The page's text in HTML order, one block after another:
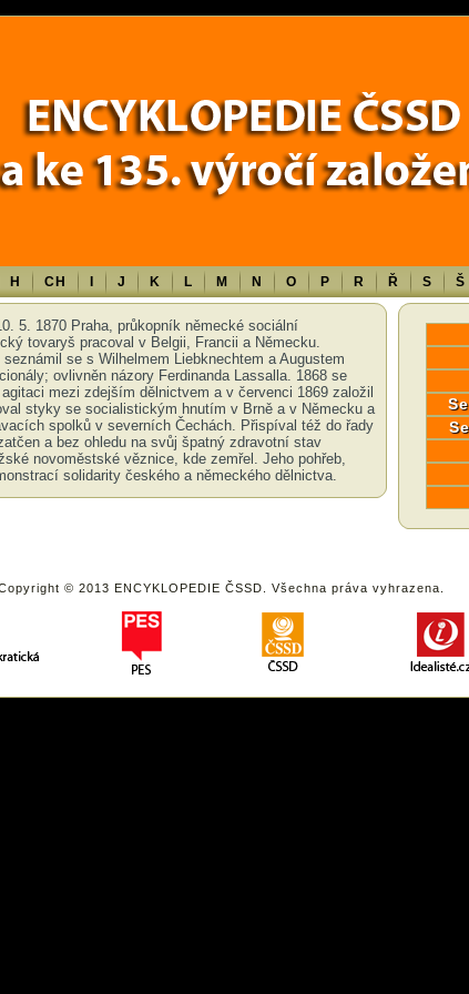
a future version of PHP) in /data/www/17010/historiecssd_cz/
H CH J K L M N O P R Ř S Š
5. 1870 Praha, průkopník německé sociální
tovaryš pracoval v Belgii, Francii a Německu.
se s Wilhelmem Liebknechtem a Augustem
ovlivněn názory Ferdinanda Lassalla. 1868 se
mezi zdejším dělnictvem a v červenci 1869 založil
styky se socialistickým hnutím v Brně a v Německu a
spolků v severních Čechách. Přispíval též do řady
a bez ohledu na svůj špatný zdravotní stav
novoměstské věznice, kde zemřel. Jeho pohřeb,
solidarity českého a německého dělnictva.
© 2013 ENCYKLOPEDIE ČSSD. Všechna práva vyhrazena.